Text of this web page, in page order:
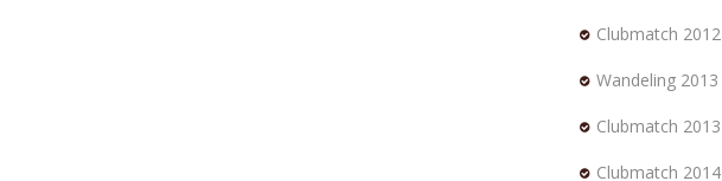
Clubmatch 2012
Wandeling 2013
Clubmatch 2013
Clubmatch 2014